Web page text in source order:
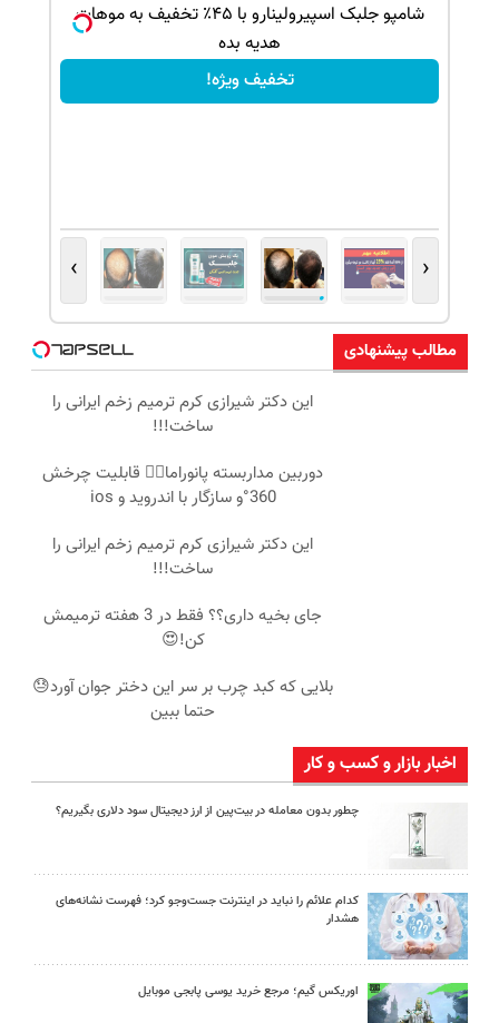
شامپو جلبک اسپیرولینارو با ۴۵٪ تخفیف به موهات
هدیه بده
تخفیف ویژه!
‹
›
مطالب پیشنهادی
این دکتر شیرازی کرم ترمیم زخم ایرانی را
ساخت!!!
دوربین مداربسته پانوراما👈🏻 قابلیت چرخش
360°و سازگار با اندروید و ios
این دکتر شیرازی کرم ترمیم زخم ایرانی را
ساخت!!!
جای بخیه داری؟؟ فقط در 3 هفته ترمیمش
کن!😍
بلایی که کبد چرب بر سر این دختر جوان آورد😓
حتما ببین
اخبار بازار و کسب و کار
چطور بدون معامله در بیت‌پین از ارز دیجیتال سود دلاری بگیریم؟
کدام علائم را نباید در اینترنت جست‌وجو کرد؛ فهرست نشانه‌های
هشدار
اوریکس گیم؛ مرجع خرید یوسی پابجی موبایل